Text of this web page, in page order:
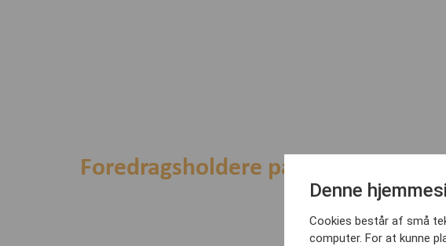
Foredragsholdere på kurset i
Denne
Cookies består af små
computer. For at kunne